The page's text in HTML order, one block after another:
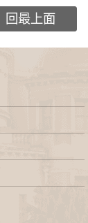
回最上面